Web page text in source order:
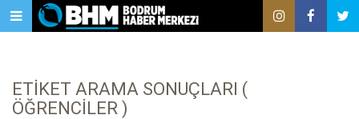
ETIKET ARAMA SONUÇLARI (
ÖĞRENCILER )